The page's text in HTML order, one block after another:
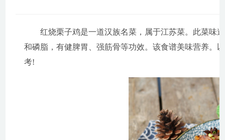
红烧栗子鸡是一道汉族名菜，属于江苏菜。此菜味
和磷脂，有健脾胃、强筋骨等功效。该食谱美味营养。
考!